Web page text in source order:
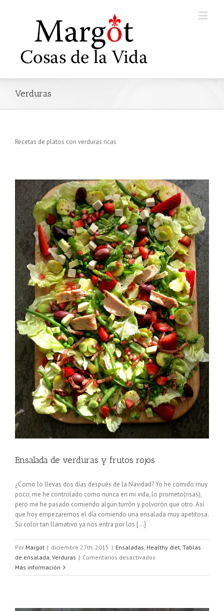
Verduras
Recetas de platos con verduras ricas
Ensalada de verduras y frutos rojos
¿Como lo llevas dos días después de la Navidad? Yo he comido muy
poco, me he controlado como nunca en mi vida, lo prometo(risas),
pero me he pasado comiendo algún turrón y polvorón que otro. Así
que hoy empezaremos el día comiendo una ensalada muy apetitosa.
Su color tan llamativo ya nos entra por los [...]
Por Margot | diciembre 27th, 2015 | Ensaladas Healthy diet Tablas
de ensalada Verduras | Comentarios desactivados
de
frutos
Más información